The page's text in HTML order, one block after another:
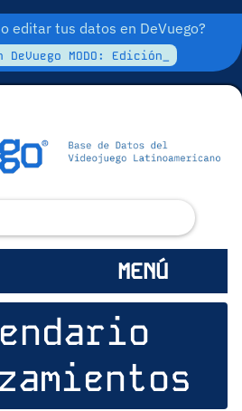
editar tus datos en DeVuego?
MODO: Edición_
MENÚ